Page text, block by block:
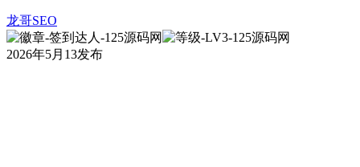
龙哥SEO
2026年5月13发布